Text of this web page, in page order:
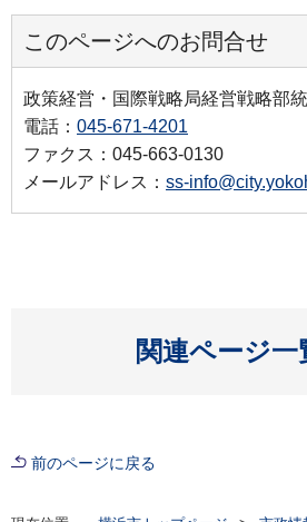
このページへのお問合せ
政策経営・国際戦略局経営戦略部
電話： 045-671-4201
ファクス：045-663-0130
メールアドレス： ss-
関連ページ一
開く
前のページに戻る